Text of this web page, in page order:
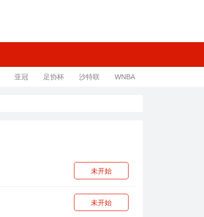
亚冠 足协杯 沙特联 WNBA
未开始
未开始